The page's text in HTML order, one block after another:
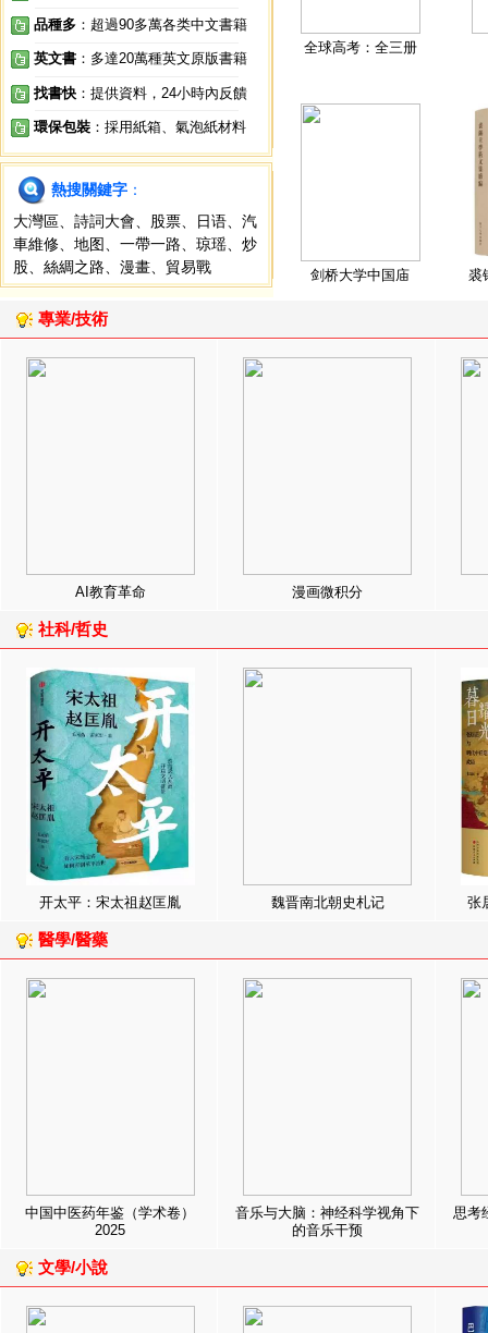
品種多 ：超過90多萬各类中文書籍
英文書 ：多達20萬種英文原版書籍
找書快 ：提供資料，24小時內反饋
環保包裝 ：採用紙箱、氣泡紙材料
熱搜關鍵字 ：
大灣區
詩詞大會 股票 日语
汽
車維修
地图 一帶一路 琼瑶
炒
股
絲綢之路 漫畫 貿易戰
全球高考：全三册
剑桥大学中国庙 裘
專業/技術
AI教育革命 漫画微积分
社科/哲史
开太平：宋太祖赵匡胤 魏晋南北朝史札记 张
醫學/醫藥
中国中医药年鉴（学术卷）
2025
音乐与大脑：神经科学视角下
的音乐干预
思考
文學/小說